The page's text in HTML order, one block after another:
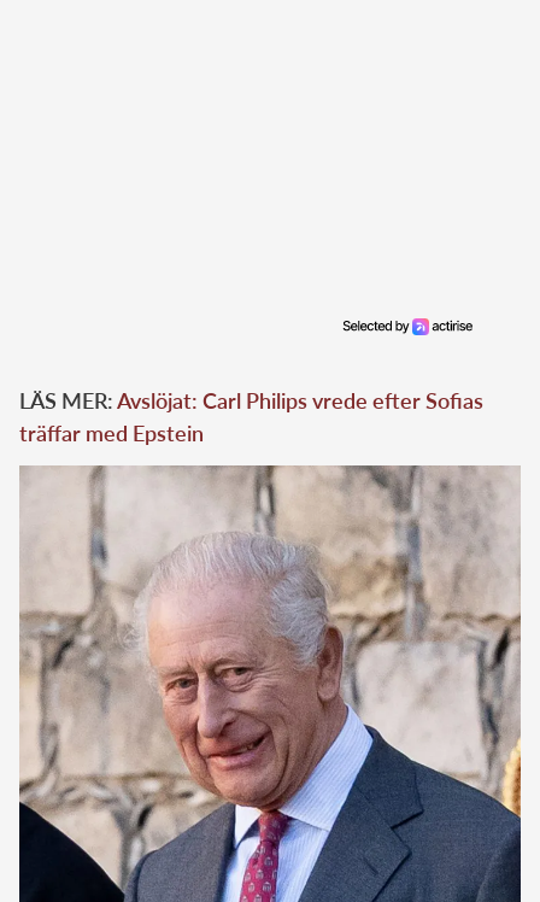
LÄS MER:Avslöjat: Carl Philips vrede efter Sofias
träffar med Epstein